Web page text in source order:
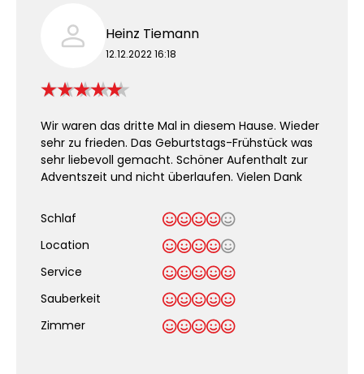
Heinz Tiemann
12.12.2022 16:18
Wir waren das dritte Mal in diesem Hause. Wieder
sehr zu frieden. Das Geburtstags-Frühstück was
sehr liebevoll gemacht. Schöner Aufenthalt zur
Adventszeit und nicht überlaufen. Vielen Dank
Schlaf
Location
Service
Sauberkeit
Zimmer